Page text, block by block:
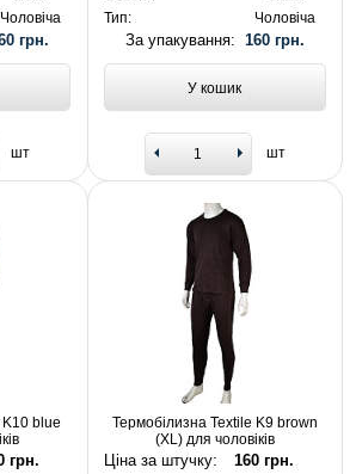
Чоловіча
грн.
шт
Тип:
Чоловіча
За упакування: 160 грн.
У кошик
шт
K10 blue
грн.
Термобілизна Textile K9 brown
(XL) для чоловіків
Ціна за штучку: 160 грн.